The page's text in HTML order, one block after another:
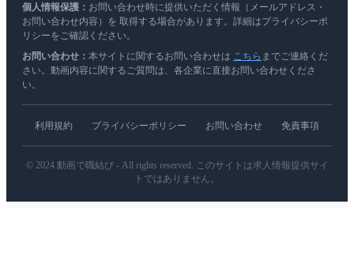
個人情報保護： お問い合わせ時に提供いただく情報（メールアドレス・
お問い合わせ内容）を 取得する場合があります。詳細はプライバシーポ
リシーをご確認ください。
お問い合わせ： 本サイトに関するお問い合わせは こちら までご連絡くだ
さい。動画内容に関するご質問は、各企業に直接お問い合わせくださ
い。
利用規約 プライバシーポリシー お問い合わせ 免責事項
© 2024 動画で職結び - All rights reserved. このサイトは求人情報提供サイ
トではありません。